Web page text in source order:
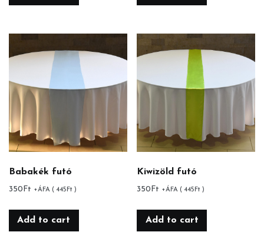
Babakék futó
350 Ft +ÁFA ( 445 Ft )
Add to cart
Kiwizöld futó
350 Ft +ÁFA (445 Ft )
Add to cart